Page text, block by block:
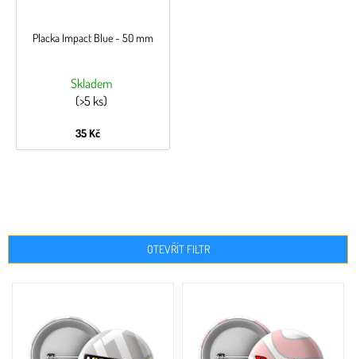
Placka Impact Blue - 50 mm
Skladem
(>5 ks)
35 Kč
OTEVŘÍT FILTR